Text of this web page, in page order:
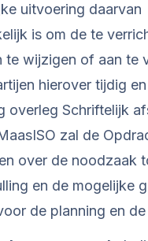
uitvoering daarvan
is om de te
te wijzigen of aan te
hierover tijdig
overleg Schriftelijk
zal de
over de noodzaak
en de mogelijke
de planning en